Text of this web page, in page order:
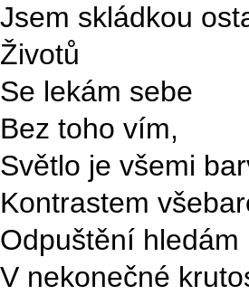
Jsem skládkou
Životů
Se lekám sebe
Bez toho vím,
Světlo je všemi
Kontrastem
Odpuštění hledám
V nekonečné